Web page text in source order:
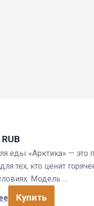
еды «Арктика» — это
тех, кто ценит
Модель …
Купить